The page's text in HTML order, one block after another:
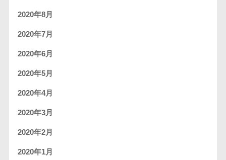
2020年8月
2020年7月
2020年6月
2020年5月
2020年4月
2020年3月
2020年2月
2020年1月